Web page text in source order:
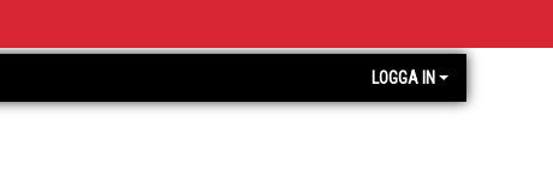
LOGGA IN